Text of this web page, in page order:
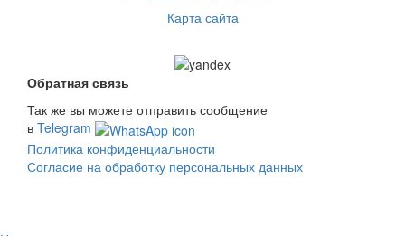
Карта сайта
Обратная связь
Так же вы можете отправить сообщение
в Telegram
Политика конфиденциальности
Согласие на обработку персональных данных